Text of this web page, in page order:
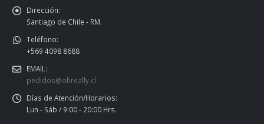
Dirección:
Santiago de Chile - RM.
Teléfono:
+569 4098 8688
EMAIL:
pedidos@ohreally.cl
Días de Atención/Horarios:
Lun - Sáb / 9:00 - 20:00 Hrs.